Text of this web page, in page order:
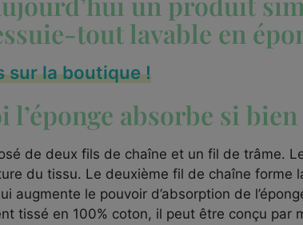
tout lavable en
sur la boutique !
absorbe si bien
de deux fils de chaîne et un fil de trâme.
du tissu. Le deuxième fil de chaîne forme
augmente le pouvoir d’absorption de
tissé en 100% coton, il peut être conçu par